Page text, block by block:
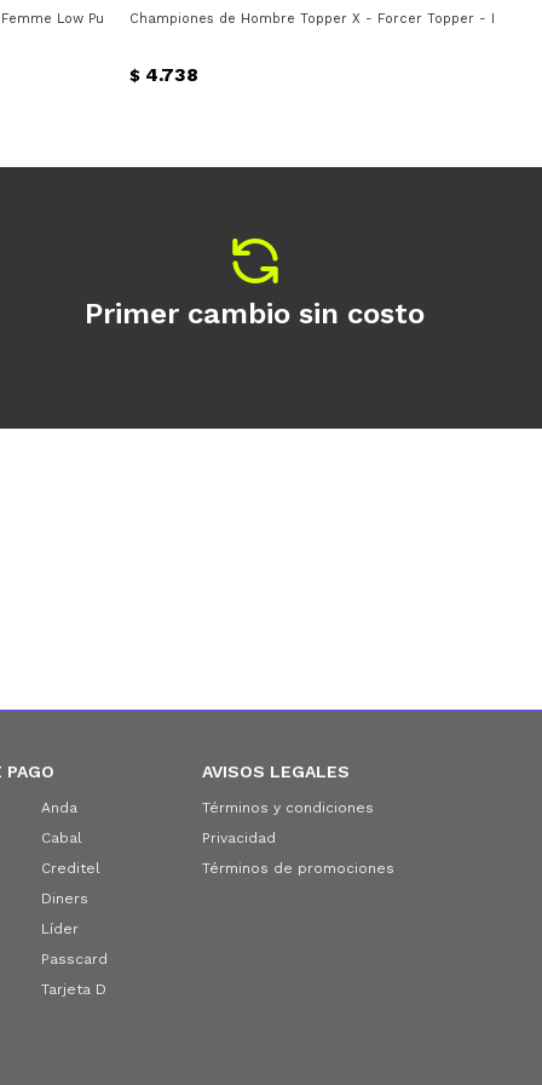
Low Puma - Blanco - Gris Claro - Negro
Championes de Hombre Topper X - Forcer Topper -
$ 4.738
PAGO
Anda
Cabal
Creditel
Diners
Líder
Passcard
Tarjeta D
AVISOS LEGALES
Términos y condiciones
Privacidad
Términos de promociones
Primer cambio sin costo